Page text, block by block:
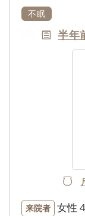
不眠
半年
来院者 女性